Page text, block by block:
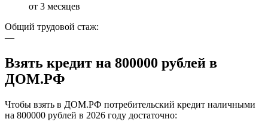
от 3 месяцев
Общий трудовой стаж:
—
Взять кредит на 800000 рублей в
ДОМ.РФ
Чтобы взять в ДОМ.РФ потребительский кредит наличными
на 800000 рублей в 2026 году достаточно: